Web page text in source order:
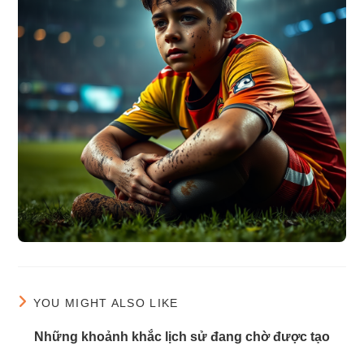
YOU MIGHT ALSO LIKE
Những khoảnh khắc lịch sử đang chờ được tạo